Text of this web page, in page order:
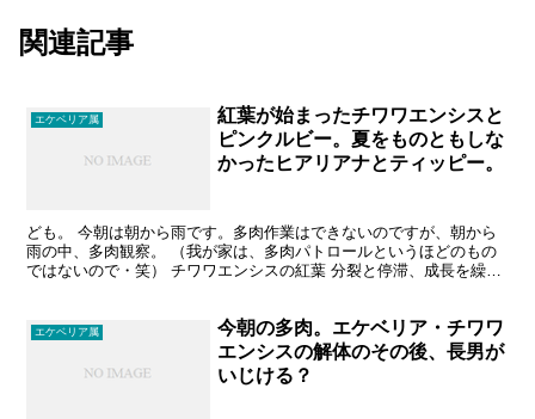
関連記事
エケベリア属
紅葉が始まったチワワエンシスと
ピンクルビー。夏をものともしな
かったヒアリアナとティッピー。
ども。 今朝は朝から雨です。多肉作業はできないのですが、朝から
雨の中、多肉観察。 （我が家は、多肉パトロールというほどのもの
ではないので・笑） チワワエンシスの紅葉 分裂と停滞、成長を繰り
エケベリア属
今朝の多肉。エケベリア・チワワ
エンシスの解体のその後、長男が
いじける？